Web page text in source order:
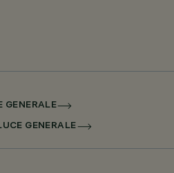
GENERALE
GENERALE